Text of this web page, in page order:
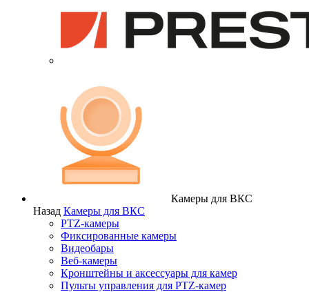
Камеры для ВКС
Назад Камеры для ВКС
PTZ-камеры
Фиксированные камеры
Видеобары
Веб-камеры
Кронштейны и аксессуары для камер
Пульты управления для PTZ-камер